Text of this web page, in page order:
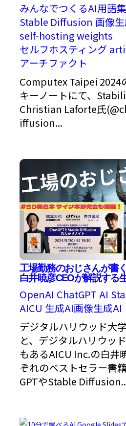
みんなでつくるAI用語集
Stable Diffusion 画像
self-hostingweights
セルフホスティング
アーチファクト
Computex Taipei 2024
キーノートにて、
Christian Laforte氏
iffusion...
工場勤務のおじさんが書
白井暁彦CEOが解説する
OpenAI ChatGPT AI
AICU 生成AI画像生成AI
デジタルハリウッド大
と、デジタルハリウッ
もあるAICU Inc.の白井
ぞれのベストセラー書
GPTやStable